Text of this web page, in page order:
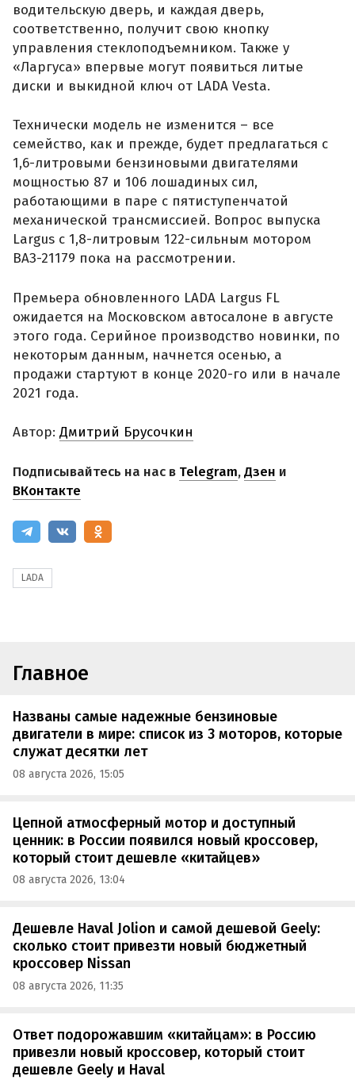
водительскую дверь, и каждая дверь,
соответственно, получит свою кнопку
управления стеклоподъемником. Также у
«Ларгуса» впервые могут появиться литые
диски и выкидной ключ от LADA Vesta.
Технически модель не изменится – все
семейство, как и прежде, будет предлагаться с
1,6-литровыми бензиновыми двигателями
мощностью 87 и 106 лошадиных сил,
работающими в паре с пятиступенчатой
механической трансмиссией. Вопрос выпуска
Largus с 1,8-литровым 122-сильным мотором
ВАЗ-21179 пока на рассмотрении.
Премьера обновленного LADA Largus FL
ожидается на Московском автосалоне в августе
этого года. Серийное производство новинки, по
некоторым данным, начнется осенью, а
продажи стартуют в конце 2020-го или в начале
2021 года.
Автор: Дмитрий Брусочкин
Подписывайтесь на нас в Telegram,Дзен и
ВКонтакте
LADA
Главное
Названы самые надежные бензиновые
двигатели в мире: список из 3 моторов, которые
служат десятки лет
08 августа 2026, 15:05
Цепной атмосферный мотор и доступный
ценник: в России появился новый кроссовер,
который стоит дешевле «китайцев»
08 августа 2026, 13:04
Дешевле Haval Jolion и самой дешевой Geely:
сколько стоит привезти новый бюджетный
кроссовер Nissan
08 августа 2026, 11:35
Ответ подорожавшим «китайцам»: в Россию
привезли новый кроссовер, который стоит
дешевле Geely и Haval